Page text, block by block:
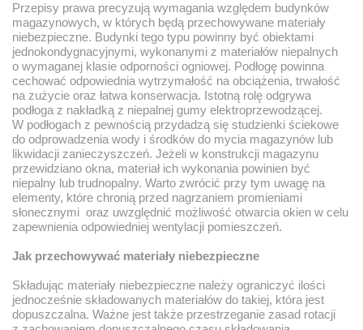
Przepisy prawa precyzują wymagania względem budynków
magazynowych, w których będą przechowywane materiały
niebezpieczne. Budynki tego typu powinny być obiektami
jednokondygnacyjnymi, wykonanymi z materiałów niepalnych
o wymaganej klasie odporności ogniowej. Podłogę powinna
cechować odpowiednia wytrzymałość na obciążenia, trwałość
na zużycie oraz łatwa konserwacja. Istotną rolę odgrywa
podłoga z nakładką z niepalnej gumy elektroprzewodzącej.
W podłogach z pewnością przydadzą się studzienki ściekowe
do odprowadzenia wody i środków do mycia magazynów lub
likwidacji zanieczyszczeń. Jeżeli w konstrukcji magazynu
przewidziano okna, materiał ich wykonania powinien być
niepalny lub trudnopalny. Warto zwrócić przy tym uwagę na
elementy, które chronią przed nagrzaniem promieniami
słonecznymi oraz uwzględnić możliwość otwarcia okien w celu
zapewnienia odpowiedniej wentylacji pomieszczeń.
Jak przechowywać materiały niebezpieczne
Składując materiały niebezpieczne należy ograniczyć ilości
jednocześnie składowanych materiałów do takiej, która jest
dopuszczalna. Ważne jest także przestrzeganie zasad rotacji